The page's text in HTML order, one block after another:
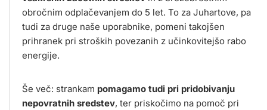
obročnim odplačevanjem do 5 let. To za Juhartove, pa
tudi za druge naše uporabnike, pomeni takojšen
prihranek pri stroških povezanih z učinkovitejšo rabo
energije.
Še več: strankam pomagamo tudi pri pridobivanju
nepovratnih sredstev, ter priskočimo na pomoč pri